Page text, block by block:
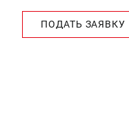
ПОДАТЬ ЗАЯВКУ